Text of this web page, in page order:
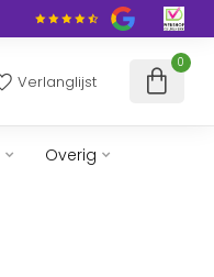
Verlanglijst
0
Overig